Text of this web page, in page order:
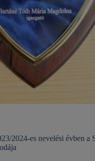
2024-es nevelési évben a